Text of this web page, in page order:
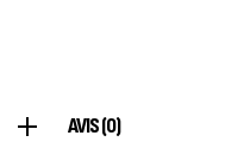
AVIS (0)